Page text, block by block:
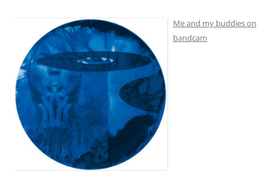
Me and my buddies on
bandcam